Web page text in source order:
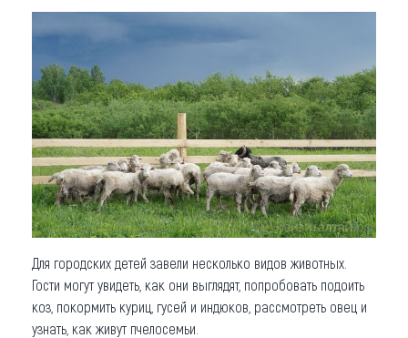
Для городских детей завели несколько видов животных.
Гости могут увидеть, как они выглядят, попробовать подоить
коз, покормить куриц, гусей и индюков, рассмотреть овец и
узнать, как живут пчелосемьи.